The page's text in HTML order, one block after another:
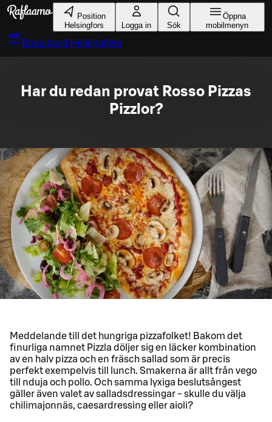
Gå till huvudinnehållet
Position
Helsingfors
Logga in Sök
Öppna
mobilmenyn
Boka bord Helsingfors
Har du redan provat Rosso Pizzas
Pizzlor?
Meddelande till det hungriga pizzafolket! Bakom det
finurliga namnet Pizzla döljer sig en läcker kombination
av en halv pizza och en fräsch sallad som är precis
perfekt exempelvis till lunch. Smakerna är allt från vego
till nduja och pollo. Och samma lyxiga beslutsångest
gäller även valet av salladsdressingar - skulle du välja
chilimajonnäs, caesardressing eller aioli?